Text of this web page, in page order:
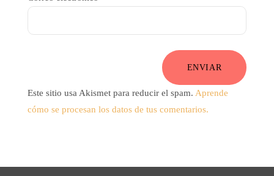
ENVIAR
Este sitio usa Akismet para reducir el spam. Aprende
cómo se procesan los datos de tus comentarios.